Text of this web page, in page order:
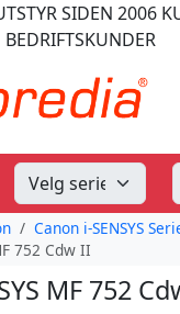
SIDEN 2006
BEDRIFTSKUNDER
Canon i-SENSYS
752 Cdw II
MF 752